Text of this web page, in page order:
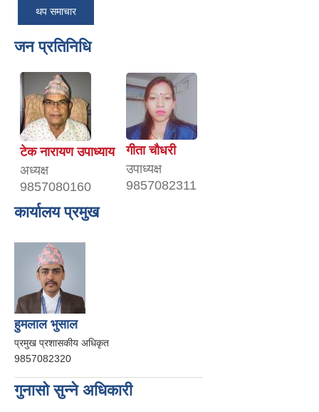
थप समाचार
जन प्रतिनिधि
टेक नारायण उपाध्याय
अध्यक्ष
9857080160
गीता चाैधरी
उपाध्यक्ष
9857082311
कार्यालय प्रमुख
हुमलाल भुसाल
प्रमुख प्रशासकीय अधिकृत
9857082320
गुनासो सुन्ने अधिकारी